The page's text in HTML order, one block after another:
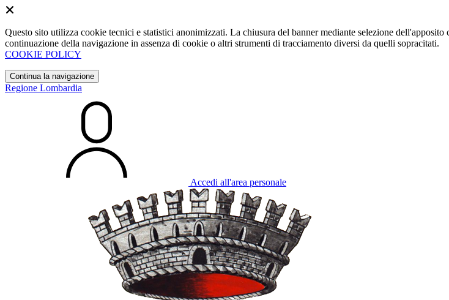
Questo sito utilizza cookie tecnici e statistici anonimizzati. La chiusura del banner mediante selezione
continuazione della navigazione in assenza di cookie o altri strumenti di tracciamento diversi da quelli sopracitati.
COOKIE POLICY
Continua la navigazione
Regione Lombardia
Accedi all'area personale